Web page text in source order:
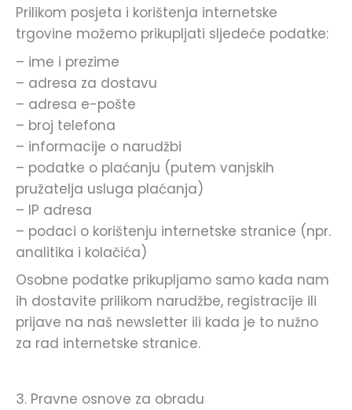
Prilikom posjeta i korištenja internetske
trgovine možemo prikupljati sljedeće podatke:
– ime i prezime
– adresa za dostavu
– adresa e-pošte
– broj telefona
– informacije o narudžbi
– podatke o plaćanju (putem vanjskih
pružatelja usluga plaćanja)
– IP adresa
– podaci o korištenju internetske stranice (npr.
analitika i kolačića)
Osobne podatke prikupljamo samo kada nam
ih dostavite prilikom narudžbe, registracije ili
prijave na naš newsletter ili kada je to nužno
za rad internetske stranice.
3. Pravne osnove za obradu